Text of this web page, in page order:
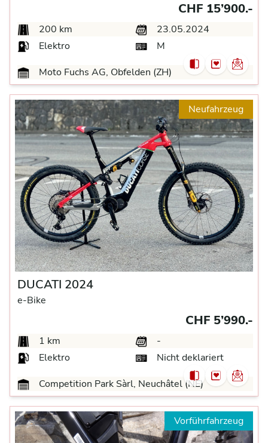
CHF 15’900.-
200 km
23.05.2024
Elektro
M
Moto Fuchs AG, Obfelden (ZH)
Neufahrzeug
DUCATI 2024
e-Bike
CHF 5’990.-
1 km
-
Elektro
Nicht deklariert
Competition Park Sàrl, Neuchâtel (NE)
Vorführfahrzeug